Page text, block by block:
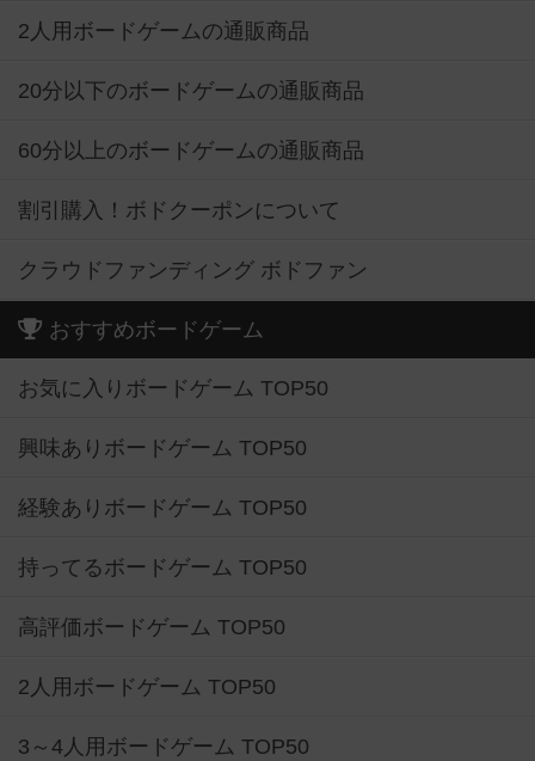
2人用ボードゲームの通販商品
20分以下のボードゲームの通販商品
60分以上のボードゲームの通販商品
割引購入！ボドクーポンについて
クラウドファンディング ボドファン
おすすめボードゲーム
お気に入りボードゲーム TOP50
興味ありボードゲーム TOP50
経験ありボードゲーム TOP50
持ってるボードゲーム TOP50
高評価ボードゲーム TOP50
2人用ボードゲーム TOP50
3～4人用ボードゲーム TOP50